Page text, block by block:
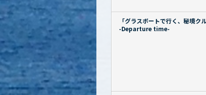
「グラスボートで行く、秘境ク
-Departure time-